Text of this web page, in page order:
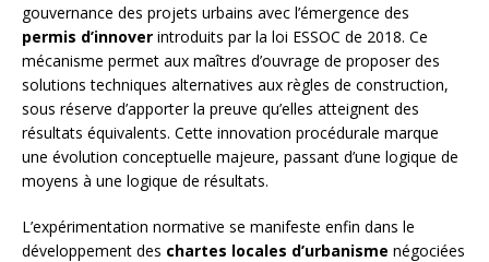
gouvernance des projets urbains avec l’émergence des
permis d’innover introduits par la loi ESSOC de 2018. Ce
mécanisme permet aux maîtres d’ouvrage de proposer des
solutions techniques alternatives aux règles de construction,
sous réserve d’apporter la preuve qu’elles atteignent des
résultats équivalents. Cette innovation procédurale marque
une évolution conceptuelle majeure, passant d’une logique de
moyens à une logique de résultats.
L’expérimentation normative se manifeste enfin dans le
développement des chartes locales d’urbanisme négociées